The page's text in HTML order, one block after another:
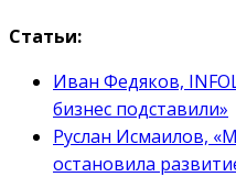
Статьи:
Иван Федяков,
бизнес подставили»
Руслан Исмаилов,
остановила